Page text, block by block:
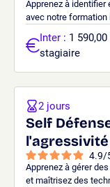
Apprenez à identifier
avec notre formation
Inter : 1
stagiaire
Self
4.9/
Apprenez à gérer
et maîtrisez des
2 jours